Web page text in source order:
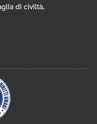
di civiltà.